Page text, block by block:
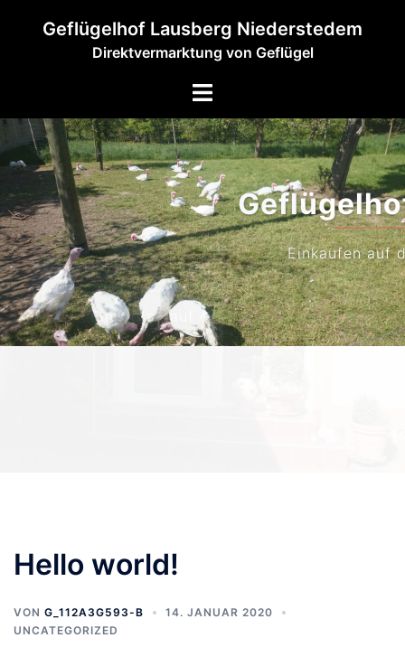
Geflügelhof Lausberg Niederstedem
Direktvermarktung von Geflügel
Menü
Geflügelhof Lausberg
Einkaufen auf dem Bauernhof
Hello world!
VON G_112A3G593-B
14. JANUAR 2020
UNCATEGORIZED